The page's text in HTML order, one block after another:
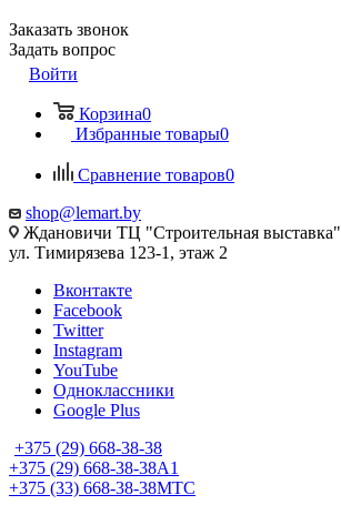
Заказать звонок
Задать вопрос
Войти
Корзина0
Избранные товары0
Сравнение товаров0
shop@lemart.by
Ждановичи ТЦ "Строительная выставка"
ул. Тимирязева 123-1, этаж 2
Вконтакте
Facebook
Twitter
Instagram
YouTube
Одноклассники
Google Plus
+375 (29) 668-38-38
+375 (29) 668-38-38A1
+375 (33) 668-38-38МТС